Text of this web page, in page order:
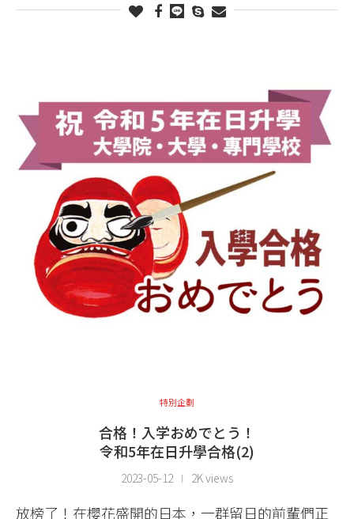
特別企劃
合格！入学おめでとう！
令和5年在日升學合格(2)
2023-05-12 2K views
放榜了！在櫻花盛開的日本，一群留日的前輩們正